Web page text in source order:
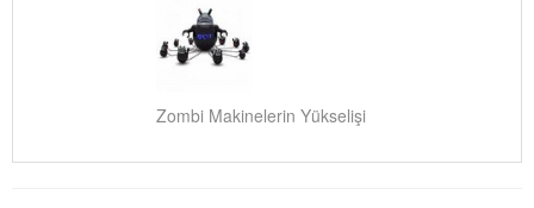
Zombi Makinelerin Yükselişi